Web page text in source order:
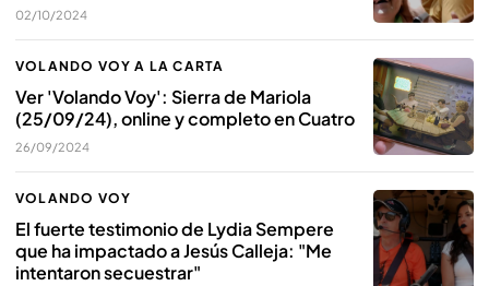
02/10/2024
VOLANDO VOY A LA CARTA
Ver 'Volando Voy': Sierra de Mariola
(25/09/24), online y completo en Cuatro
26/09/2024
VOLANDO VOY
El fuerte testimonio de Lydia Sempere
que ha impactado a Jesús Calleja: "Me
intentaron secuestrar"